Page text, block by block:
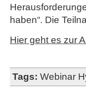
haben“. Die
Hier geht es zur
Tags: Webinar